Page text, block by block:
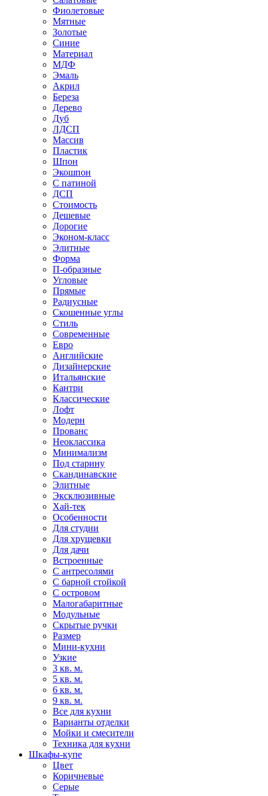
Фиолетовые
Мятные
Золотые
Синие
Материал
МДФ
Эмаль
Акрил
Береза
Дерево
Дуб
ЛДСП
Массив
Пластик
Шпон
Экошпон
С патиной
ДСП
Стоимость
Дешевые
Дорогие
Эконом-класс
Элитные
Форма
П-образные
Угловые
Прямые
Радиусные
Скошенные углы
Стиль
Современные
Евро
Английские
Дизайнерские
Итальянские
Кантри
Классические
Лофт
Модерн
Прованс
Неоклассика
Минимализм
Под старину
Скандинавские
Элитные
Эксклюзивные
Хай-тек
Особенности
Для студии
Для хрущевки
Для дачи
Встроенные
С антресолями
С барной стойкой
С островом
Малогабаритные
Модульные
Скрытые ручки
Размер
Мини-кухни
Узкие
3 кв. м.
5 кв. м.
6 кв. м.
9 кв. м.
Все для кухни
Варианты отделки
Мойки и смесители
Техника для кухни
Шкафы-купе
Цвет
Коричневые
Серые